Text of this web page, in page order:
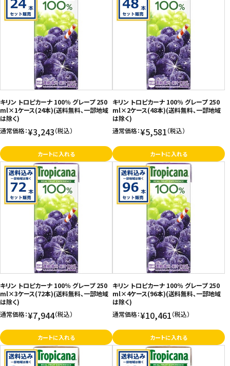
キリン トロピカーナ 100％ グレープ 250
ml×1ケース(24本)(送料無料、一部地域
は除く)
通常価格：¥3,243（税込）
カートに入れる
キリン トロピカーナ 100％ グレープ 250
ml×2ケース(48本)(送料無料、一部地域
は除く)
通常価格：¥5,581（税込）
カートに入れる
キリン トロピカーナ 100％ グレープ 250
ml×3ケース(72本)(送料無料、一部地域
は除く)
通常価格：¥7,944（税込）
カートに入れる
キリン トロピカーナ 100％ グレープ 250
ml×4ケース(96本)(送料無料、一部地域
は除く)
通常価格：¥10,461（税込）
カートに入れる